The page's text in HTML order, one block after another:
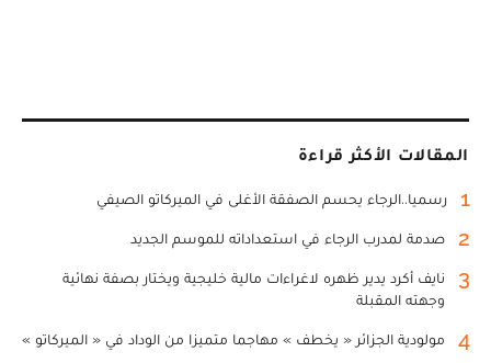
المقالات الأكثر قراءة
1 رسميا..الرجاء يحسم الصفقة الأغلى في الميركاتو الصيفي
2 صدمة لمدرب الرجاء في استعداداته للموسم الجديد
3
نايف أكرد يدير ظهره لاغراءات مالية خليجية ويختار بصفة نهائية
وجهته المقبلة
4 مولودية الجزائر « يخطف » مهاجما متميزا من الوداد في « الميركاتو »